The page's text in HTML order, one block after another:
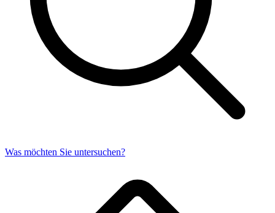
Was möchten Sie untersuchen?